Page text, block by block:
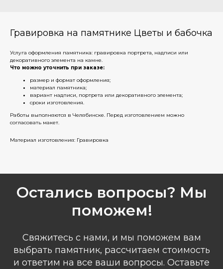
Гравировка на памятнике Цветы и бабочка
Услуга оформления памятника: гравировка портрета, надписи или
декоративного элемента на камне.
Что можно уточнить при заказе:
размер и формат оформления;
материал памятника;
вариант надписи, портрета или декоративного элемента;
сроки изготовления.
Работы выполняются в Челябинске. Перед изготовлением можно
согласовать макет.
Материал изготовления: Гравировка
Остались вопросы? Мы
поможем!
Свяжитесь с нами, и мы поможем вам
выбрать памятник, рассчитаем стоимость
и ответим на все ваши вопросы. Оставьте